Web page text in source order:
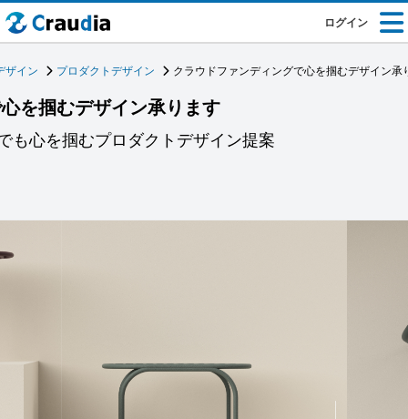
ログイン
ザイン プロダクトデザイン クラウドファンディングで心を掴むデザイン承
を掴むデザイン承ります
も心を掴むプロダクトデザイン提案